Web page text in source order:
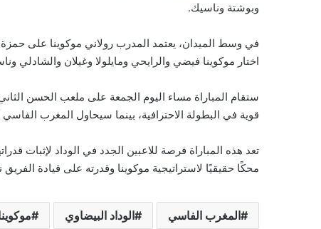
وبوشتة وناسيك.
في وسط الميدان، يعتمد المدرب رولاني موكوينا على
اختار موكوينا فيضي والرايحي ومايلولا وغيلان والشادلي
قوية في البطولة الاحترافية، بينما سيحاول المغرب
تعد هذه المباراة فرصة للاعبين الجدد في الوداد لإثبات
محكًا حقيقيًا لاستراتيجية موكوينا وقدرته على قيادة
المغرب الفاسي الوداد البيضاوي